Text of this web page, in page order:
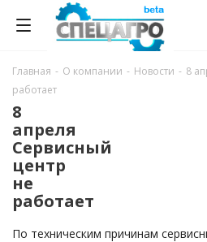
Главная - О компании - Новости - 8
работает
8
апреля
Сервисный
центр
не
работает
По техническим причинам